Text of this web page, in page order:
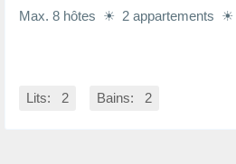
Max. 8 hôtes ☀ 2 appartements ☀
Lits: 2 Bains: 2